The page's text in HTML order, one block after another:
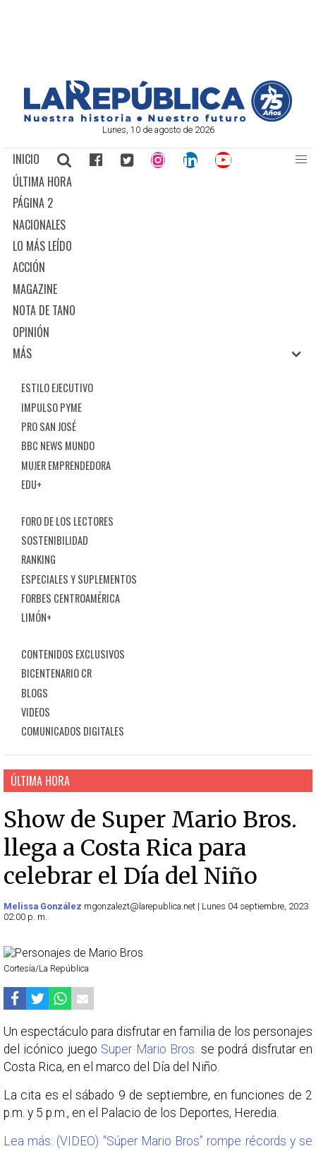
Lunes, 10 de agosto de 2026
INICIO
ÚLTIMA HORA
PÁGINA 2
NACIONALES
LO MÁS LEÍDO
ACCIÓN
MAGAZINE
NOTA DE TANO
OPINIÓN
MÁS
ESTILO EJECUTIVO
IMPULSO PYME
PRO SAN JOSÉ
BBC NEWS MUNDO
MUJER EMPRENDEDORA
EDU+
FORO DE LOS LECTORES
SOSTENIBILIDAD
RANKING
ESPECIALES Y SUPLEMENTOS
FORBES CENTROAMÉRICA
LIMÓN+
CONTENIDOS EXCLUSIVOS
BICENTENARIO CR
BLOGS
VIDEOS
COMUNICADOS DIGITALES
ÚLTIMA HORA
Show de Super Mario Bros.
llega a Costa Rica para
celebrar el Día del Niño
Melissa González mgonzalezt@larepublica.net | Lunes 04 septiembre, 2023
02:00 p. m.
Cortesía/La República
Un espectáculo para disfrutar en familia de los personajes
del icónico juego Super Mario Bros. se podrá disfrutar en
Costa Rica, en el marco del Día del Niño.
La cita es el sábado 9 de septiembre, en funciones de 2
p.m. y 5 p.m., en el Palacio de los Deportes, Heredia.
Lea más: (VIDEO) “Súper Mario Bros” rompe récords y se